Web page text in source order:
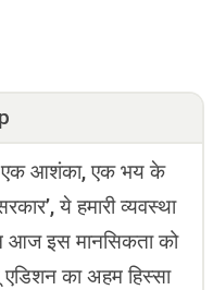
एक आशंका, एक भय के
ये हमारी व्यवस्था
आज इस मानसिकता को
का अहम हिस्सा